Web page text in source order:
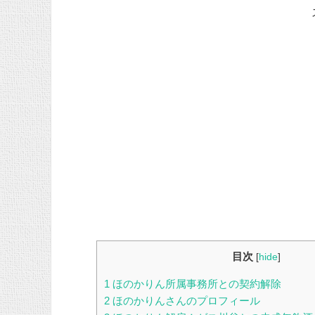
目次 [hide]
1 ほのかりん所属事務所との契約解除
2 ほのかりんさんのプロフィール